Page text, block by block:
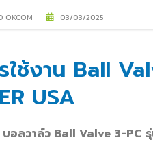
OKCOM 03/03/2025
ใช้งาน Ball
USA
บอลวาล์ว Ball Valve 3-PC รุ่